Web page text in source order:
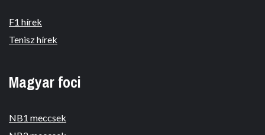
F1 hírek
Tenisz hírek
Magyar foci
NB1 meccsek